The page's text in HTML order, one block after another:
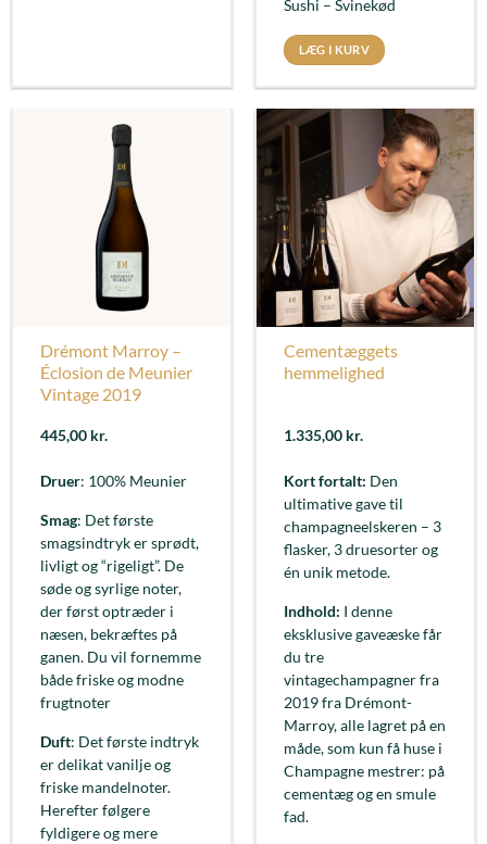
Sushi – Svinekød
LÆG I KURV
Drémont Marroy –
Éclosion de Meunier
Vintage 2019
445,00 kr.
Druer: 100% Meunier
Smag: Det første
smagsindtryk er sprødt,
livligt og “rigeligt”. De
søde og syrlige noter,
der først optræder i
næsen, bekræftes på
ganen. Du vil fornemme
både friske og modne
frugtnoter
Duft: Det første indtryk
er delikat vanilje og
friske mandelnoter.
Herefter følgere
fyldigere og mere
Cementæggets
hemmelighed
1.335,00 kr.
Kort fortalt: Den
ultimative gave til
champagneelskeren – 3
flasker, 3 druesorter og
én unik metode.
Indhold: I denne
eksklusive gaveæske får
du tre
vintagechampagner fra
2019 fra Drémont-
Marroy, alle lagret på en
måde, som kun få huse i
Champagne mestrer: på
cementæg og en smule
fad.